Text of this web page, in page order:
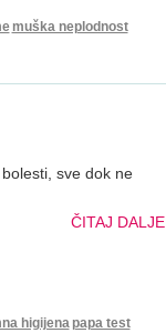
muška neplodnost
sve dok ne
ČITAJ DALJE
higijena papa test